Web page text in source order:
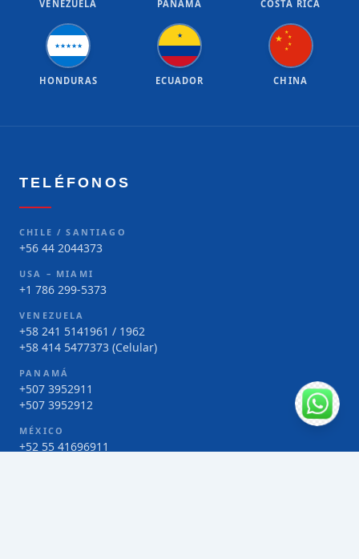
VENEZUELA PANAMÁ COSTA RICA
★★★★★
HONDURAS
★
ECUADOR
★
★
★
★
★
CHINA
TELÉFONOS
CHILE / SANTIAGO
+56 44 2044373
USA – MIAMI
+1 786 299-5373
VENEZUELA
+58 241 5141961 / 1962
+58 414 5477373 (Celular)
PANAMÁ
+507 3952911
+507 3952912
MÉXICO
+52 55 41696911